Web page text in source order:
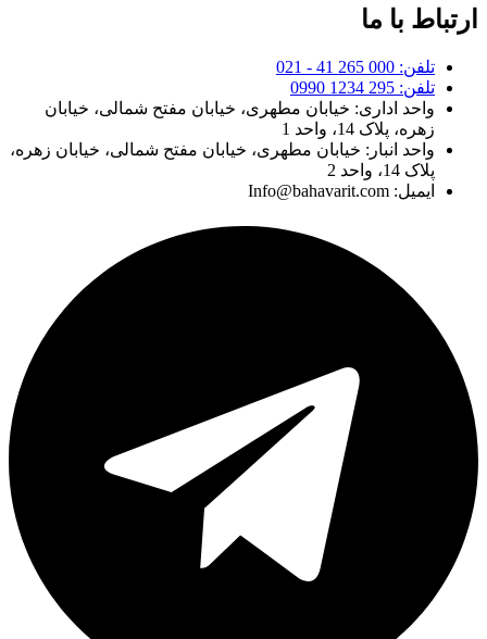
ارتباط با ما
تلفن: 000 265 41 - 021
تلفن: 295 1234 0990
واحد اداری: خیابان مطهری، خیابان مفتح شمالی، خیابان
زهره، پلاک 14، واحد 1
واحد انبار: خیابان مطهری، خیابان مفتح شمالی، خیابان زهره،
پلاک 14، واحد 2
ایمیل: Info@bahavarit.com